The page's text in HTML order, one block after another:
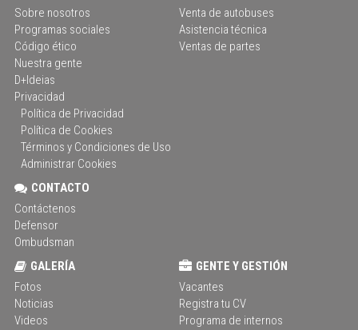
Sobre nosotros
Programas sociales
Código ético
Nuestra gente
D+Ideias
Privacidad
Política de Privacidad
Política de Cookies
Términos y Condiciones de Uso
Administrar Cookies
Venta de autobuses
Asistencia técnica
Ventas de partes
CONTACTO
Contáctenos
Defensor
Ombudsman
GALERÍA
Fotos
Noticias
Videos
GENTE Y GESTIÓN
Vacantes
Registra tu CV
Programa de internos